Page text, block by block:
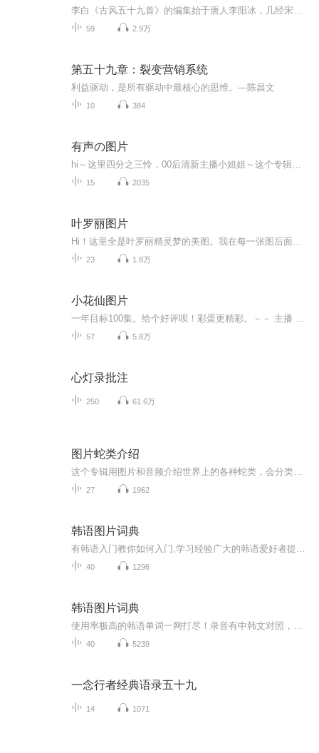
59 2.9万
第五十九章：裂变营销系统
利益驱动，是所有驱动中最核心的思维。—陈昌文
10 384
有声の图片
15 2035
叶罗丽图片
23 1.8万
小花仙图片
57 5.8万
心灯录批注
250 61.6万
图片蛇类介绍
27 1962
韩语图片词典
40 1296
韩语图片词典
40 5239
一念行者经典语录五十九
14 1071